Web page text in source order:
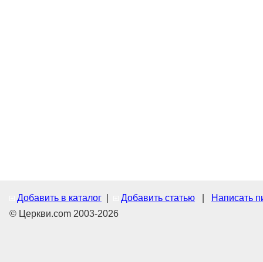
Добавить в каталог Добавить статью
Написать
© Церкви.com 2003-2026